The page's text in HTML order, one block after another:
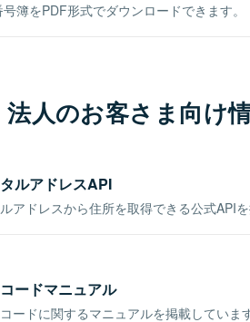
簿をPDF形式でダウンロードできます。
法人のお客さま向け
ルアドレスAPI
アドレスから住所を取得できる公式APIを
ードマニュアル
ードに関するマニュアルを掲載しています